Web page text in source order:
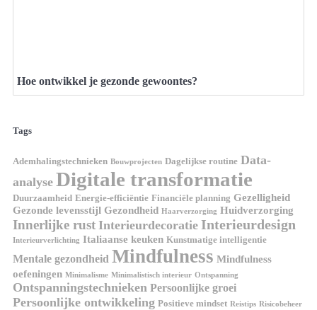
Hoe ontwikkel je gezonde gewoontes?
Tags
Ademhalingstechnieken Bouwprojecten Dagelijkse routine Data-
analyse Digitale transformatie
Duurzaamheid Energie-efficiëntie Financiële planning Gezelligheid
Gezonde levensstijl Gezondheid Haarverzorging Huidverzorging
Innerlijke rust Interieurdecoratie Interieurdesign
Interieurverlichting Italiaanse keuken Kunstmatige intelligentie
Mentale gezondheid Mindfulness Mindfulness
oefeningen Minimalisme Minimalistisch interieur Ontspanning
Ontspanningstechnieken Persoonlijke groei
Persoonlijke ontwikkeling Positieve mindset Reistips Risicobeheer